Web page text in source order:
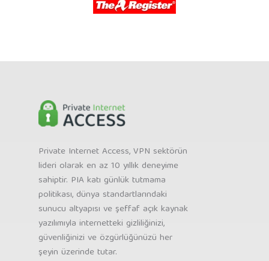
Private Internet Access, VPN sektörün
lideri olarak en az 10 yıllık deneyime
sahiptir. PIA katı günlük tutmama
politikası, dünya standartlarındaki
sunucu altyapısı ve şeffaf açık kaynak
yazılımıyla internetteki gizliliğinizi,
güvenliğinizi ve özgürlüğünüzü her
şeyin üzerinde tutar.